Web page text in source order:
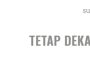
TETAP